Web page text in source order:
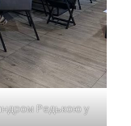
Редькою у